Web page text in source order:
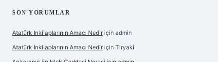
SON YORUMLAR
Atatürk Inkilaplarının Amacı Nedir için admin
Atatürk Inkilaplarının Amacı Nedir için Tiryaki